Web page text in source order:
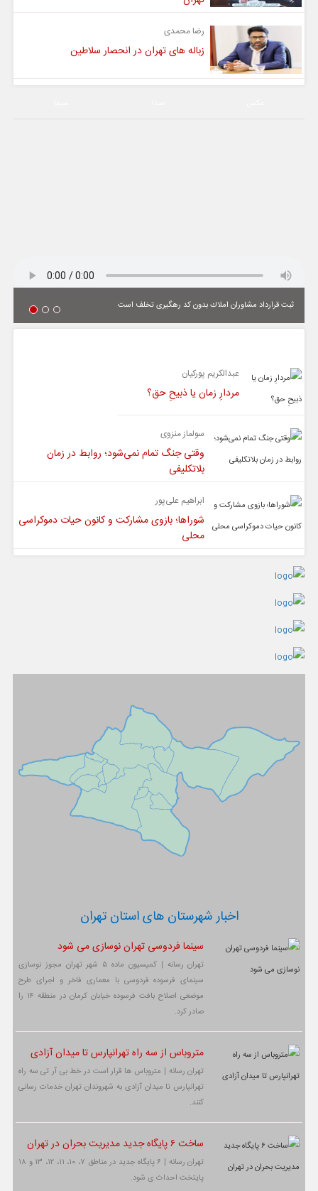
رضا محمدی
زباله های تهران در انحصار سلاطین
ثبت قرارداد مشاوران املاك بدون كد رهگیری تخلف است
عبدالکریم پورکیان
مردارِ زمان یا ذبیحِ حق؟
سولماز منزوی
وقتی جنگ تمام نمی‌شود؛ روابط در زمان
بلاتکلیفی
ابراهیم علی‌پور
شوراها؛ بازوی مشارکت و کانون حیات دموکراسی
محلی
اخبار شهرستان های استان تهران
سینما فردوسی تهران نوسازی می شود
تهران رسانه | کمیسیون ماده ۵ شهر تهران مجوز نوسازی
سینمای فرسوده فردوسی با معماری فاخر و اجرای طرح
موضعی اصلاح بافت فرسوده خیابان کرمان در منطقه ۱۴ را
صادر کرد.
متروباس از سه راه تهرانپارس تا میدان آزادی
تهران رسانه | متروباس ها قرار است در خط بی آر تی سه راه
تهرانپارس تا میدان آزادی به شهروندان تهران خدمات رسانی
کنند.
ساخت ۶ پایگاه جدید مدیریت بحران در تهران
تهران رسانه | ۶ پایگاه جدید در مناطق ۷، ۱۰، ۱۱، ۱۲، ۱۳ و ۱۸
پایتخت احداث ی شود.